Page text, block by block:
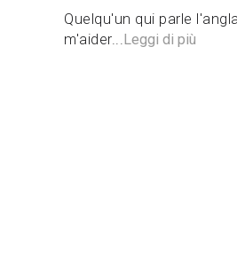
Quelqu'un qui parle
m'aider...Leggi di più